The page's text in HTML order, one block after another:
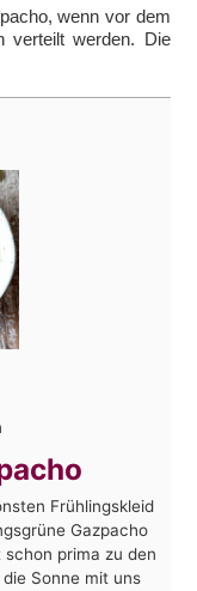
wenn vor dem
verteilt werden. Die
Frühlingskleid
Gazpacho
prima zu den
Sonne mit uns